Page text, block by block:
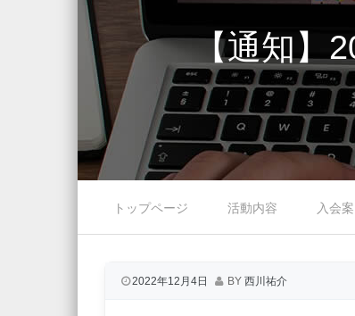
【通知】
Menuトップページ
活動内容 入会
2022年12月4日 BY 西川祐介